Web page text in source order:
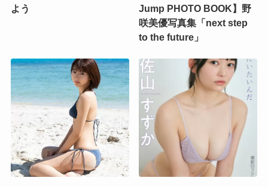
よう
Jump PHOTO BOOK】野
咲美優写真集「next step
to the future」